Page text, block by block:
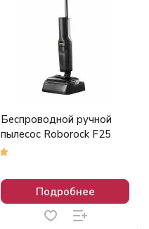
Беспроводной ручной
пылесос Roborock F25
Подробнее